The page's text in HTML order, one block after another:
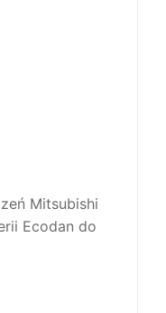
Mitsubishi
Ecodan do